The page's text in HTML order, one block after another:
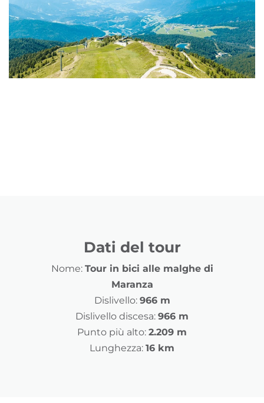
Dati del tour
Nome: Tour in bici alle malghe di
Maranza
Dislivello: 966 m
Dislivello discesa: 966 m
Punto più alto: 2.209 m
Lunghezza: 16 km